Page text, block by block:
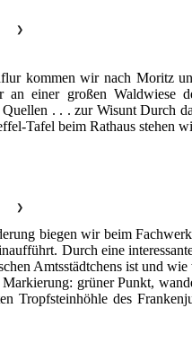
kommen wir nach Moritz
einer großen Waldwiese
. . . zur Wisunt Durch
Tafel beim Rathaus stehen
biegen wir beim
Durch eine
Amtsstädtchens ist und
grüner Punkt,
Tropfsteinhöhle des
❯
❯